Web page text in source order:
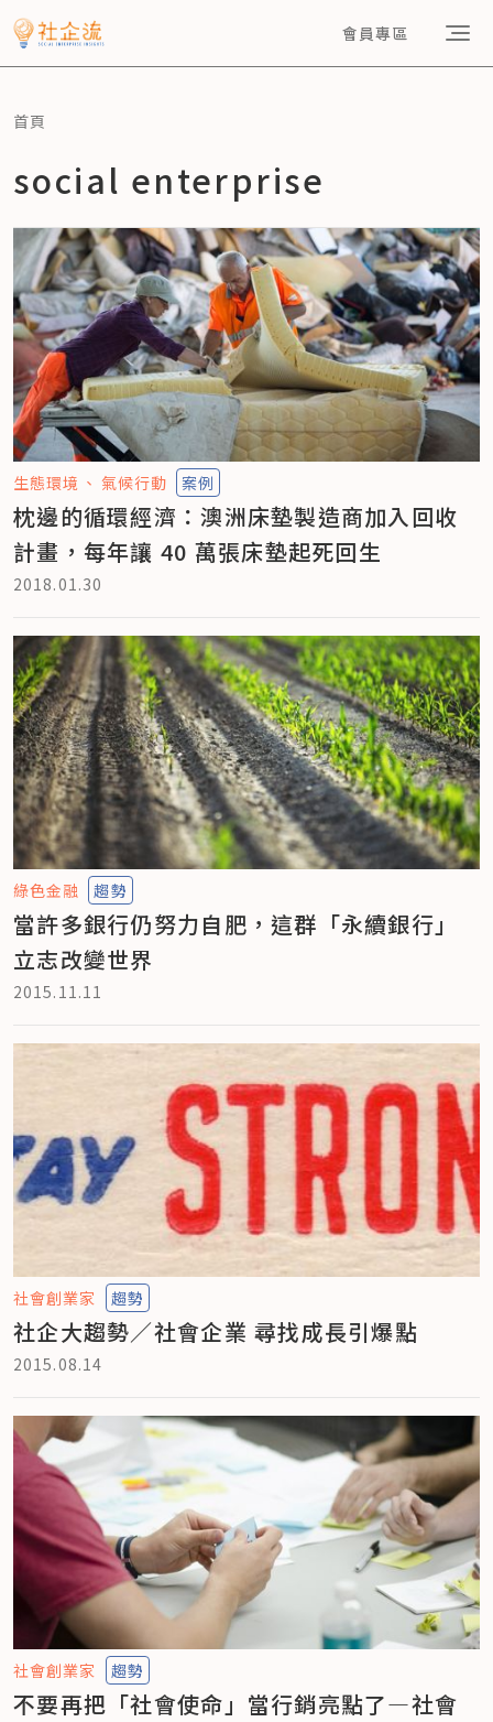
會員專區
首頁
social enterprise
生態環境 氣候行動 案例
枕邊的循環經濟：澳洲床墊製造商加入回收
計畫，每年讓 40 萬張床墊起死回生
2018.01.30
綠色金融 趨勢
當許多銀行仍努力自肥，這群「永續銀行」
立志改變世界
2015.11.11
社會創業家 趨勢
社企大趨勢／社會企業 尋找成長引爆點
2015.08.14
社會創業家 趨勢
不要再把「社會使命」當行銷亮點了—社會